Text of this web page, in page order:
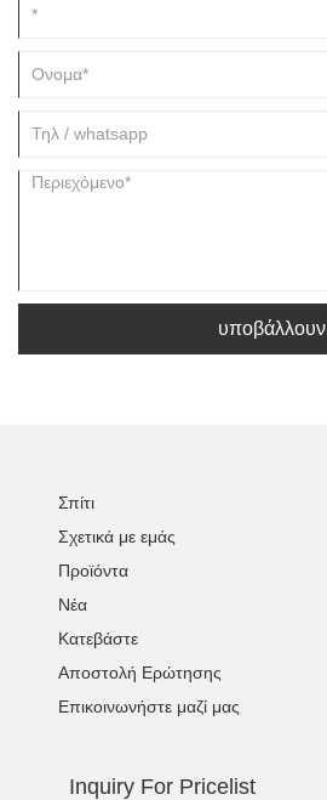
υποβάλλουν
Σπίτι
Σχετικά με εμάς
Προϊόντα
Νέα
Κατεβάστε
Αποστολή Ερώτησης
Επικοινωνήστε μαζί μας
Inquiry For Pricelist